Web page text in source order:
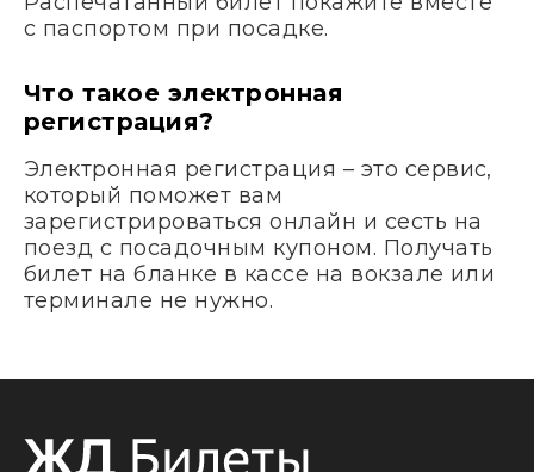
с паспортом при посадке.
Что такое электронная
регистрация?
Электронная регистрация – это сервис,
который поможет вам
зарегистрироваться онлайн и сесть на
поезд с посадочным купоном. Получать
билет на бланке в кассе на вокзале или
терминале не нужно.